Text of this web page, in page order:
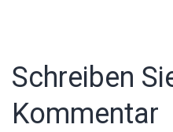
Schreiben
Kommentar